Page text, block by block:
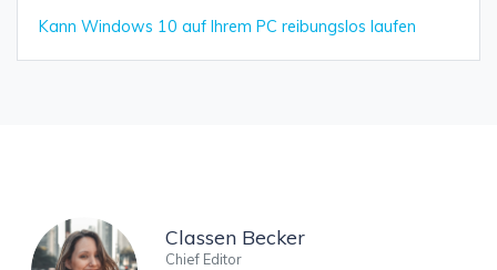
Kann Windows 10 auf Ihrem PC reibungslos laufen
Classen Becker
Chief Editor